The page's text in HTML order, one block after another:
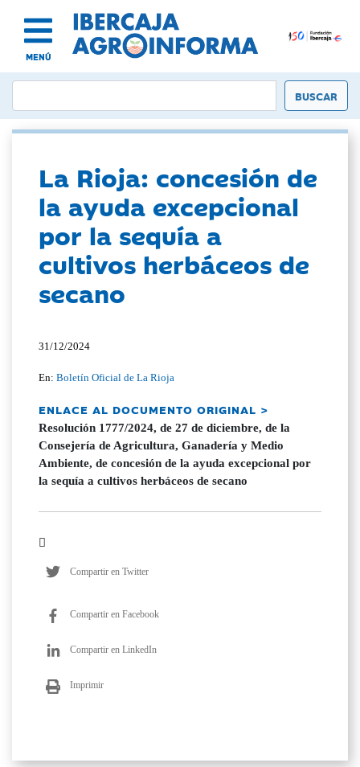
MENÚ
La Rioja: concesión de
la ayuda excepcional
por la sequía a
cultivos herbáceos de
secano
31/12/2024
En:Boletín Oficial de La Rioja
ENLACE AL DOCUMENTO ORIGINAL >
Resolución 1777/2024, de 27 de diciembre, de la
Consejería de Agricultura, Ganadería y Medio
Ambiente, de concesión de la ayuda excepcional por
la sequía a cultivos herbáceos de secano
Compartir en Twitter
Compartir en Facebook
Compartir en LinkedIn
Imprimir